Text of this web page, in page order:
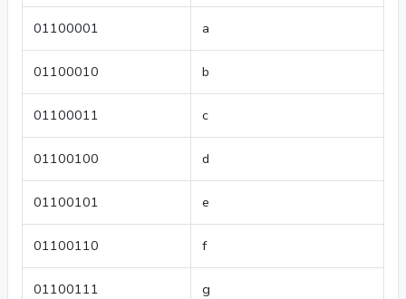
01100001 a
01100010 b
01100011 c
01100100 d
01100101 e
01100110 f
01100111 g